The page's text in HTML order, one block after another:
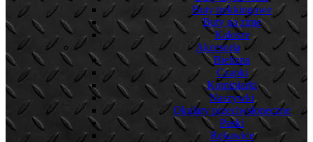
Buty trekkingowe
Buty na zimę
Kalosze
Akcesoria
Bielizna
Czapki
Kominiarki
Naszywki
Okulary przeciwsłoneczne
Paski
Rękawice